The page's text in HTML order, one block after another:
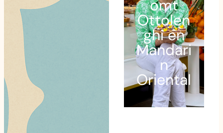
omt
Ottolen
ghi en
Mandari
n
Oriental